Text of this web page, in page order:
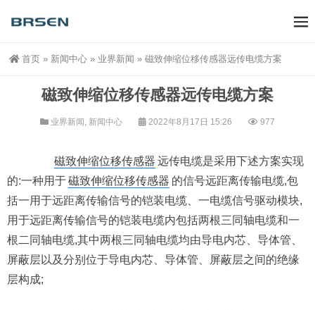
首页 » 新闻中心 » 业界新闻 » 磁致伸缩位移传感器远传电缆方案
磁致伸缩位移传感器远传电缆方案
业界新闻 , 新闻中心 2022年8月17日 15:26 977
磁致伸缩位移传感器 远传电缆是采用下述方案实现
的:一种用于磁致伸缩位移传感器 的信号远距离传输电缆,包
括一用于远距离传输信号的铠装电缆、一电缆信号驱动模块,
用于远距离传输信号的铠装电缆内包括两根三同轴电缆和一
根二同轴电缆,其中两根三同轴电缆均由导电内芯、导体管、
屏蔽层以及分别位于导电内芯、导体管、屏蔽层之间的绝缘
层构成;